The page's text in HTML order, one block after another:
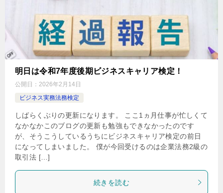
明日は令和7年度後期ビジネスキャリア検定！
公開日： 2026年2月14日
ビジネス実務法務検定
しばらくぶりの更新になります。 ここ1ヵ月仕事が忙しくて
なかなかこのブログの更新も勉強もできなかったのです
が、そうこうしているうちにビジネスキャリア検定の前日
になってしまいました。 僕が今回受けるのは企業法務2級の
取引法 […]
続きを読む